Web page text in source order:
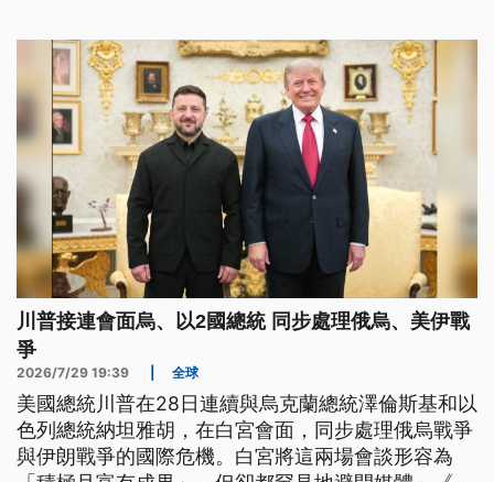
極化，有人強烈反對向美國妥協，但也有人感嘆經濟
狀況極度不樂觀，期盼盡快結束這場既非戰爭、也非
和平的僵局。
川普接連會面烏、以2國總統 同步處理俄烏、美伊戰
爭
2026/7/29 19:39 全球
美國總統川普在28日連續與烏克蘭總統澤倫斯基和以
色列總統納坦雅胡，在白宮會面，同步處理俄烏戰爭
與伊朗戰爭的國際危機。白宮將這兩場會談形容為